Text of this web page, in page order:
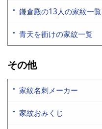
鎌倉殿の13人の家紋一覧
青天を衝けの家紋一覧
その他
家紋名刺メーカー
家紋おみくじ